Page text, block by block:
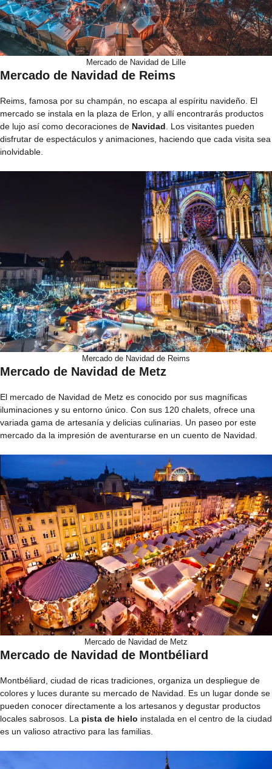
Mercado de Navidad de Lille
Mercado de Navidad de Reims
Reims, famosa por su champán, no escapa al espíritu navideño. El
mercado se instala en la plaza de Erlon, y allí encontrarás productos
de lujo así como decoraciones de Navidad . Los visitantes pueden
disfrutar de espectáculos y animaciones, haciendo que cada visita sea
inolvidable.
Mercado de Navidad de Reims
Mercado de Navidad de Metz
El mercado de Navidad de Metz es conocido por sus magníficas
iluminaciones y su entorno único. Con sus 120 chalets, ofrece una
variada gama de artesanía y delicias culinarias. Un paseo por este
mercado da la impresión de aventurarse en un cuento de Navidad.
Mercado de Navidad de Metz
Mercado de Navidad de Montbéliard
Montbéliard, ciudad de ricas tradiciones, organiza un despliegue de
colores y luces durante su mercado de Navidad. Es un lugar donde se
pueden conocer directamente a los artesanos y degustar productos
locales sabrosos. La pista de hielo instalada en el centro de la ciudad
es un valioso atractivo para las familias.